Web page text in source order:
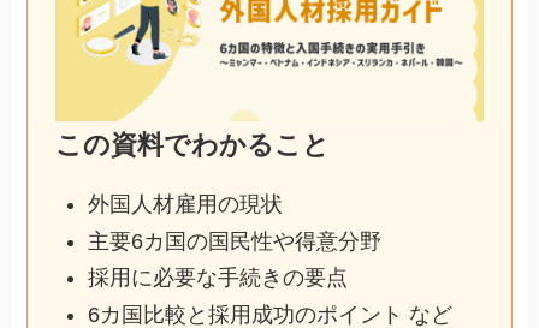
この資料でわかること
外国人材雇用の現状
主要6カ国の国民性や得意分野
採用に必要な手続きの要点
6カ国比較と採用成功のポイント など